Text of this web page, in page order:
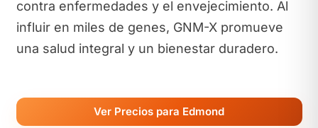
contra enfermedades y el envejecimiento. Al
influir en miles de genes, GNM-X promueve
una salud integral y un bienestar duradero.
Ver Precios para Edmond